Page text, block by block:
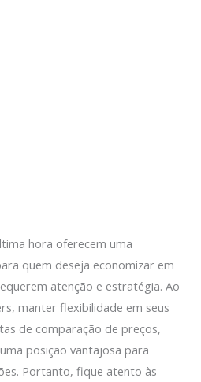
hora oferecem uma
quem deseja economizar em
atenção e estratégia. Ao
manter flexibilidade em seus
de comparação de preços,
posição vantajosa para
Portanto, fique atento às